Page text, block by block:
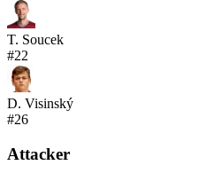
T. Soucek
#22
D. Visinský
#26
Attacker